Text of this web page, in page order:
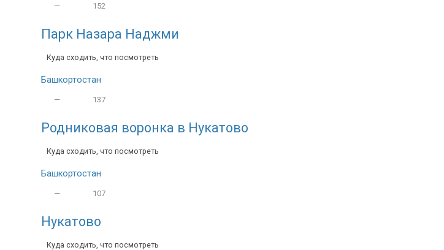
— 152
Парк Назара Наджми
Куда сходить, что посмотреть
Башкортостан
— 137
Родниковая воронка в Нукатово
Куда сходить, что посмотреть
Башкортостан
— 107
Нукатово
Куда сходить, что посмотреть